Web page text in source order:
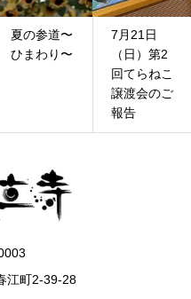
道〜
り〜
7月21日
（日）第2
回てらねこ
譲渡会のご
の
要
江町2-39-28